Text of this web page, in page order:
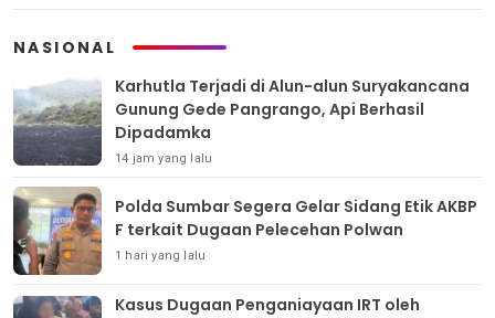
NASIONAL
Karhutla Terjadi di Alun-alun Suryakancana
Gunung Gede Pangrango, Api Berhasil
Dipadamka
14 jam yang lalu
Polda Sumbar Segera Gelar Sidang Etik AKBP
F terkait Dugaan Pelecehan Polwan
1 hari yang lalu
Kasus Dugaan Penganiayaan IRT oleh